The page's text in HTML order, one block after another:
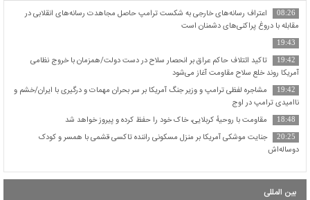
08:26
اعتراف رسانه‌های خارجی به شکست ترامپ حاصل مجاهدت رسانه‌های انقلابی در
مقابله با دروغ پراکنی‌های دشمنان است
19:43
19:42
تاکید ائتلاف حاکم عراق بر انحصار سلاح در دست دولت/همزمان با خروج نظامی
آمریکا روند خلع سلاح مقاومت آغاز می‌شود
19:42
مشاجره لفظی ترامپ و وزیر جنگ آمریکا بر سر بحران مهمات و درگیری با ایران/خشم و
ناامیدی ترامپ در اوج
18:48 مقاومت با روحیهٔ کربلایی، خاک خود را حفظ کرده و پیروز خواهد شد
20:25
جنایت موشکی آمریکا بر منزل مسکونی راننده تاکسی قشمی با همسر و کودک
دوساله‌اش
بین المللی